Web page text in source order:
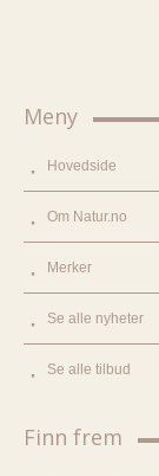
Meny
Hovedside
Om Natur.no
Merker
Se alle nyheter
Se alle tilbud
Finn frem